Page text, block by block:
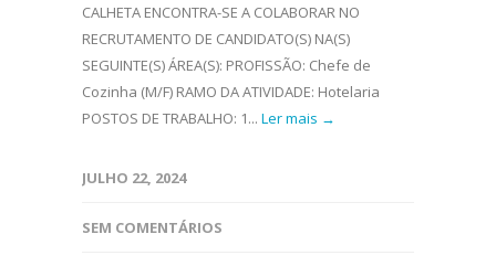
CALHETA ENCONTRA-SE A COLABORAR NO
RECRUTAMENTO DE CANDIDATO(S) NA(S)
SEGUINTE(S) ÁREA(S): PROFISSÃO: Chefe de
Cozinha (M/F) RAMO DA ATIVIDADE: Hotelaria
POSTOS DE TRABALHO: 1... Ler mais →
JULHO 22, 2024
SEM COMENTÁRIOS